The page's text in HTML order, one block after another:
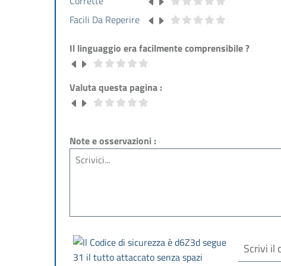
Facili Da Reperire
Il linguaggio era facilmente comprensibile ?
Valuta questa pagina :
Note e osservazioni :